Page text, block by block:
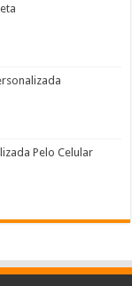
Pelo Celular